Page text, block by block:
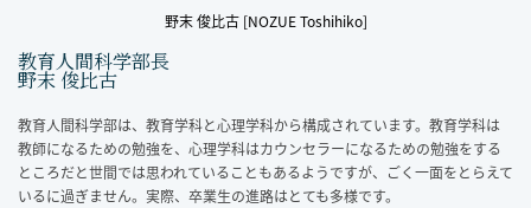
野末 俊比古 [NOZUE Toshihiko]
教育人間科学部長
野末 俊比古
教育人間科学部は、教育学科と心理学科から構成されています。教育学科は
教師になるための勉強を、心理学科はカウンセラーになるための勉強をする
ところだと世間では思われていることもあるようですが、ごく一面をとらえて
いるに過ぎません。実際、卒業生の進路はとても多様です。